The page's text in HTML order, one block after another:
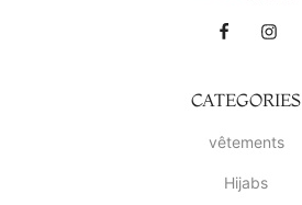
CATEGORIES
vêtements
Hijabs